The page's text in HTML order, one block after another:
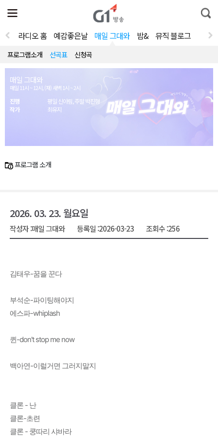
전
체
뉴
열
통
합
라디오 홈 예감좋은날 매일 그대와 밤& 뮤직 블로그
프로그램소개 선곡표 신청곡
매일 그대와
매일 11시 ~ 12시, (재) 새벽 1시 ~ 2시
진행
평일 신아림, 주말 박진형
작가
최유지
프로그램 소개
2026. 03. 23. 월요일
작성자 :매일 그대와 등록일 :2026-03-23 조회수 :256
김태우-꿈을 꾼다
부석순-파이팅해야지
에스파-whiplash
퀸-don't stop me now
백아연-이럴거면 그러지말지
클론 - 난
클론-초련
클론 - 쿵따리 샤바라